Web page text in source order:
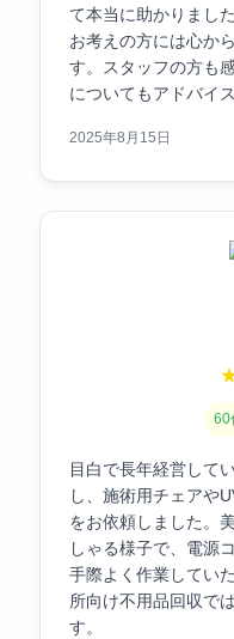
て本当に助かりまし
お考えの方には心か
す。スタッフの方も
についてもアドバイ
2025年8月15日
60
目白で長年経営して
し、施術用チェアや
をお依頼しました。
しゃる様子で、電源
手際よく作業してい
所向け不用品回収で
す。